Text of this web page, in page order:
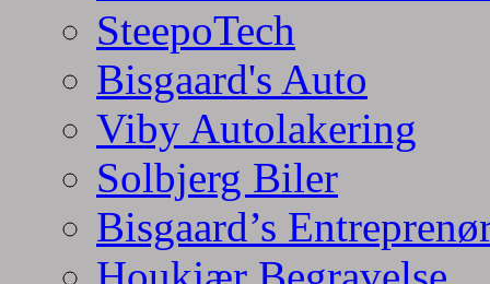
SteepoTech
Bisgaard's Auto
Viby Autolakering
Solbjerg Biler
Bisgaard’s